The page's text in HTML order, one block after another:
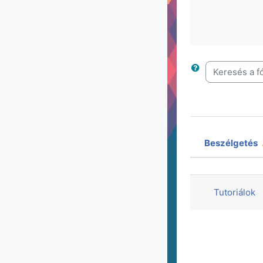
Keresés a
Állapot
Beszélgetés
Tutoriálok